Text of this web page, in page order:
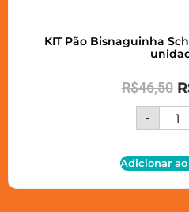
KIT Pão Bisnaguinha
R$46,50
-
Adicionar